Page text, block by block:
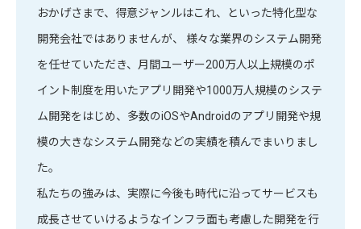
おかげさまで、得意ジャンルはこれ、といった特化型な
開発会社ではありませんが、 様々な業界のシステム開発
を任せていただき、月間ユーザー200万人以上規模のポ
イント制度を用いたアプリ開発や1000万人規模のシステ
ム開発をはじめ、多数のiOSやAndroidのアプリ開発や規
模の大きなシステム開発などの実績を積んでまいりまし
た。
私たちの強みは、実際に今後も時代に沿ってサービスも
成長させていけるようなインフラ面も考慮した開発を行